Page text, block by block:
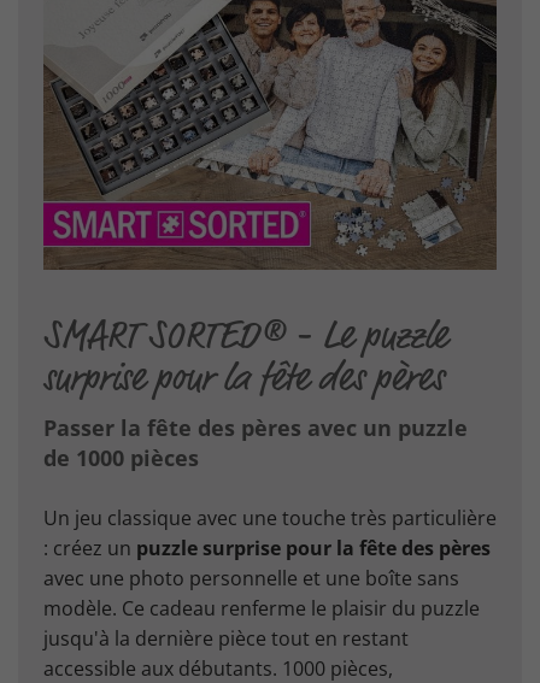
SMART SORTED® - Le puzzle
surprise pour la fête des pères
Passer la fête des pères avec un puzzle
de 1000 pièces
Un jeu classique avec une touche très particulière
: créez un puzzle surprise pour la fête des pères
avec une photo personnelle et une boîte sans
modèle. Ce cadeau renferme le plaisir du puzzle
jusqu'à la dernière pièce tout en restant
accessible aux débutants. 1000 pièces,